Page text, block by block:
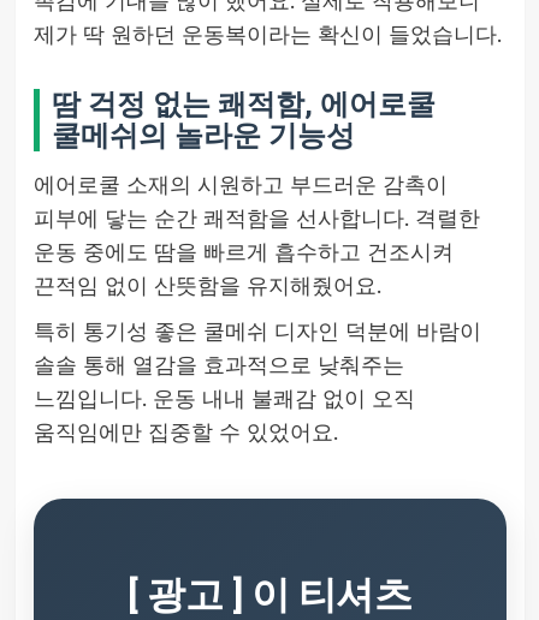
제가 딱 원하던 운동복이라는 확신이 들었습니다.
땀 걱정 없는 쾌적함, 에어로쿨
쿨메쉬의 놀라운 기능성
에어로쿨 소재의 시원하고 부드러운 감촉이
피부에 닿는 순간 쾌적함을 선사합니다. 격렬한
운동 중에도 땀을 빠르게 흡수하고 건조시켜
끈적임 없이 산뜻함을 유지해줬어요.
특히 통기성 좋은 쿨메쉬 디자인 덕분에 바람이
솔솔 통해 열감을 효과적으로 낮춰주는
느낌입니다. 운동 내내 불쾌감 없이 오직
움직임에만 집중할 수 있었어요.
[ 광고 ] 이 티셔츠